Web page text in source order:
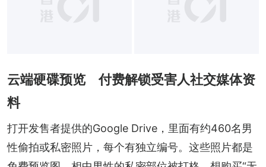
云端硬碟预览 付费解锁受害人社交媒体资
料
打开发售者提供的Google Drive，里面有约460名男
性偷拍或私密照片，每个有独立编号。这些照片都是